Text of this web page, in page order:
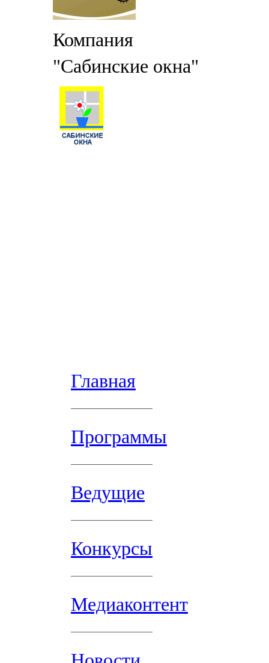
Компания
"Сабинские окна"
Главная
Программы
Ведущие
Конкурсы
Медиаконтент